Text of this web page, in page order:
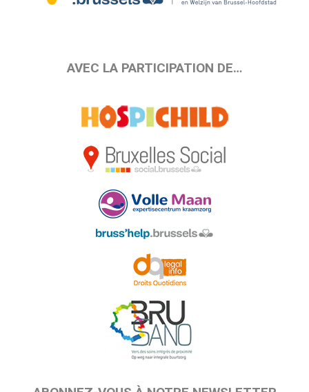
AVEC LA PARTICIPATION DE…